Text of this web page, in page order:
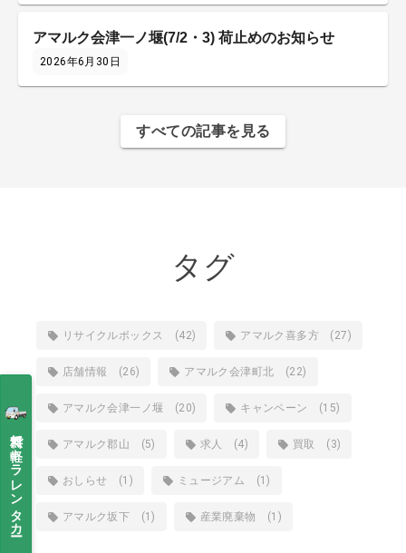
無料で軽トラレンタカー
アマルク会津一ノ堰(7/2・3) 荷止めのお知らせ
2026年6月30日
すべての記事を見る
タグ
リサイクルボックス (42) アマルク喜多方 (27)
店舗情報 (26) アマルク会津町北 (22)
アマルク会津一ノ堰 (20) キャンペーン (15)
アマルク郡山 (5) 求人 (4) 買取 (3)
おしらせ (1) ミュージアム (1)
アマルク坂下 (1) 産業廃棄物 (1)